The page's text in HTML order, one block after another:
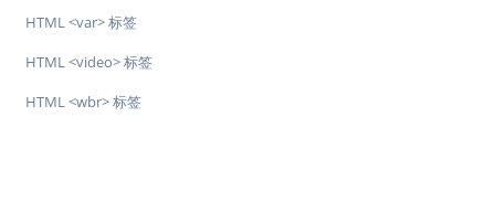
HTML <var> 标签
HTML <video> 标签
HTML <wbr> 标签